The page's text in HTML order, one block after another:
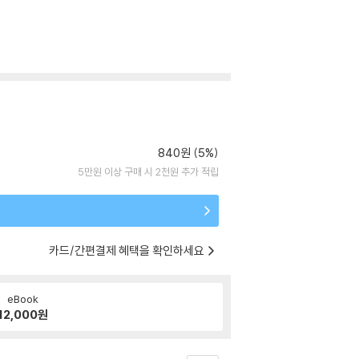
840원 (5%)
5만원 이상 구매 시 2천원 추가 적립
카드/간편결제 혜택을 확인하세요
eBook
원